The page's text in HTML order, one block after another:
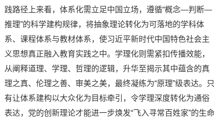
践路径上来看，体系化需立足中国立场，遵循“概念—判断—
推理”的科学建构规律，将抽象理论转化为可落地的学科体
系、课程体系与教材体系，使习近平新时代中国特色社会主
义思想真正融入教育实践之中。学理化则需紧扣传播效能，
从阐释道理、学理、哲理的逻辑，升华至揭示其中蕴含的真
理之真、伦理之善、审美之美，最终凝练为“原理”级表达。只
有让体系建构以大众化为目标牵引，令学理深度转化为通俗
表达，党的创新理论才能进一步焕发“飞入寻常百姓家”的生命